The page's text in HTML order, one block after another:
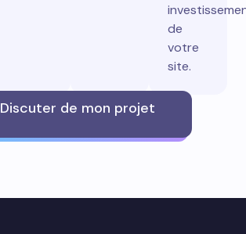
de
votre
site.
Discuter de mon projet